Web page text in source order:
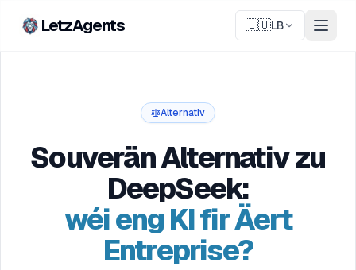
LetzAgents 🇱🇺LB
Alternativ
Souverän Alternativ zu
DeepSeek:
wéi eng KI fir Äert
Entreprise?